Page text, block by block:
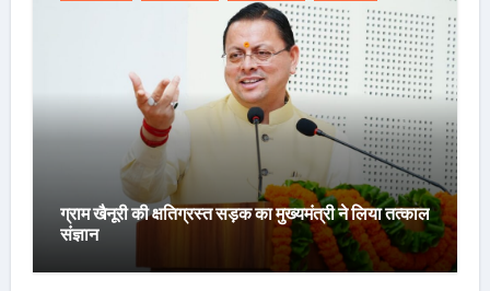
ग्राम खैनूरी की क्षतिग्रस्त सड़क का मुख्यमंत्री ने लिया तत्काल
संज्ञान